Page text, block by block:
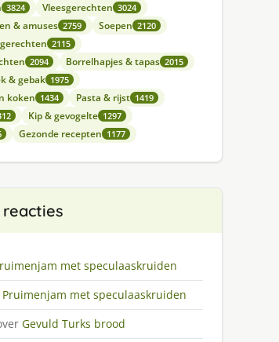
3824 Vleesgerechten 3024
& amuses 2759 Soepen 2120
2115
2094 Borrelhapjes & tapas 2015
& gebak 1975
koken 1434 Pasta & rijst 1419
Kip & gevogelte 1297
Gezonde recepten 1177
met speculaaskruiden
Pruimenjam met speculaaskruiden
Gevuld Turks brood